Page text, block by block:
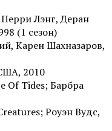
Лэнг, Деран
(1 сезон)
Карен Шахназаров,
2010
Of Tides; Барбра
Роуэн Вудс,